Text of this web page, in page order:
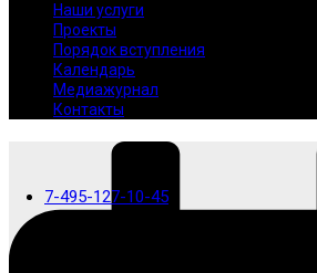
7-495-127-10-45
Наши услуги
Проекты
Порядок вступления
Календарь
Медиажурнал
Контакты